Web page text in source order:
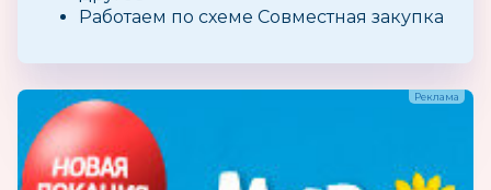
Работаем по схеме Совместная закупка